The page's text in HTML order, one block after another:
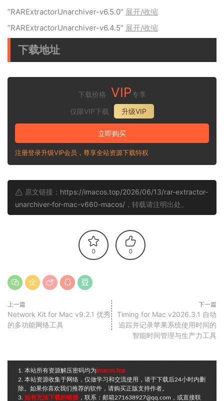
“RARExtractorUnarchiver-v6.5.0” 展开/收缩
“RARExtractorUnarchiver-v6.4.5” 展开/收缩
下载地址
下载价格 VIP专享
仅限VIP下载
升级VIP
立即购买
注册登录升级VIP会员，尊享全站资源下载特权
原文链接： https://imacos.top/2026/06/13/rar-extractor-
unarchiver-for-mac-v660-macos/ ，转载请注明出处。
0 0
上一篇
Network Kit for Mac v9.2.1 优秀
的多功能网络工具
下一篇
Timing for Mac v2026.3.1 自动
追踪并记录苹果系统使用时间的
智能时间管理与生产力工具
1. 本站所有资源解压密码均为imacos.top
2. 本站资源收集于网络，仅做学习和交流使用，请于下载后24小时内删
除。如果你喜欢我们推荐的软件，请购买正版支持作者。
3. 如有无法下载的链接 ，联系：邮箱271638927@qq.com，或直接联